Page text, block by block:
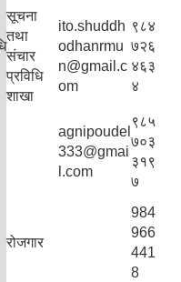
सूचना
तथा
स‌ंचार
प्रविधि
शाखा
ito.shuddh
odhanrmu
n@gmail.c
om
९८४
७२६
४६३
४
agnipoudel
333@gmai
l.com
९८५
७०३
३१९
७
रोजगार
984
966
441
8